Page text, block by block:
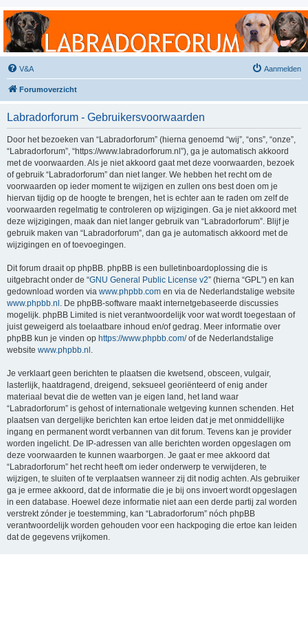
Labradorforum
Het gezelligste Labradorforum van Nederland en België!
V&A Aanmelden
Forumoverzicht
Labradorforum - Gebruikersvoorwaarden
Door het bezoeken van “Labradorforum” (hierna genoemd “wij”, “ons”, “onze”,
“Labradorforum”, “https://www.labradorforum.nl”), ga je automatisch akkoord
met de voorwaarden. Als je niet akkoord gaat met deze voorwaarden, bezoek
of gebruik “Labradorforum” dan niet langer. We hebben het recht om de
voorwaarden op ieder moment te wijzigen en zullen ons best doen om je
hiervan tijdig op de hoogte te brengen, het is echter aan te raden om zelf de
voorwaarden regelmatig te controleren op wijzigingen. Ga je niet akkoord met
deze wijzigingen, maak dan niet langer gebruik van “Labradorforum”. Blijf je
gebruik maken van “Labradorforum”, dan ga je automatisch akkoord met de
wijzigingen en of toevoegingen.
Dit forum draait op phpBB. phpBB is een bulletinboardoplossing die is
uitgebracht onder de “GNU General Public License v2” (hierna “GPL”) en kan
gedownload worden via www.phpbb.com en via de Nederlandstalige website
www.phpbb.nl . De phpBB-software maakt internetgebaseerde discussies
mogelijk. phpBB Limited is niet verantwoordelijk voor wat wordt toegestaan of
juist geweigerd als toelaatbare inhoud en/of gedrag. Meer informatie over
phpBB kun je vinden op https://www.phpbb.com/of de Nederlandstalige
website www.phpbb.nl
Je verklaart geen berichten te plaatsen die kwetsend, obsceen, vulgair,
lasterlijk, haatdragend, dreigend, seksueel georiënteerd of enig ander
materiaal bevat die de wetten van je eigen land, het land waar
“Labradorforum” is gehost of internationale wetgeving kunnen schenden. Het
plaatsen van dergelijke berichten kan ertoe leiden dat je met onmiddellijke
ingang en permanent wordt verbannen van dit forum. Tevens kan je provider
worden ingelicht. De IP-adressen van alle berichten worden opgeslagen om
deze voorwaarden te kunnen waarborgen. Je gaat er mee akkoord dat
“Labradorforum” het recht heeft om ieder onderwerp te verwijderen, te
wijzigen, te sluiten of te verplaatsen wanneer zij dit nodig achten. Als gebruiker
ga je ermee akkoord, dat de informatie die je bij ons invoert wordt opgeslagen
in een database. Hoewel deze informatie niet aan een derde partij zal worden
verstrekt zónder je toestemming, kan “Labradorforum” nóch phpBB
verantwoordelijk worden gehouden voor een hackpoging die ertoe kan leiden
dat de gegevens vrijkomen.